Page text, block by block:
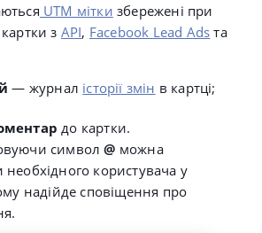
UTM мітки збережені при
з API, Facebook Lead Ads та
— журнал історії змін в картці;
до картки.
символ @ можна
необхідного користувача у
надійде сповіщення про